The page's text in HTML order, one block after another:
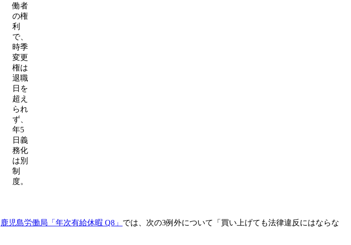
働者
の権
利
で、
時季
変更
権は
退職
日を
超え
られ
ず、
年5
日義
務化
は別
制
度。
鹿児島労働局「年次有給休暇 Q8」 では、次の3例外について「買い上げても法律違反にはならな